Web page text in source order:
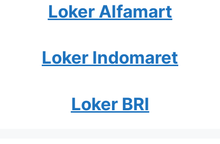
Loker Alfamart
Loker Indomaret
Loker BRI